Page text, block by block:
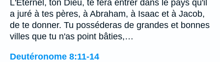
L'Eternel, ton Dieu, te fera entrer dans le pays qu'il
a juré à tes pères, à Abraham, à Isaac et à Jacob,
de te donner. Tu posséderas de grandes et bonnes
villes que tu n'as point bâties,…
Deutéronome 8:11-14